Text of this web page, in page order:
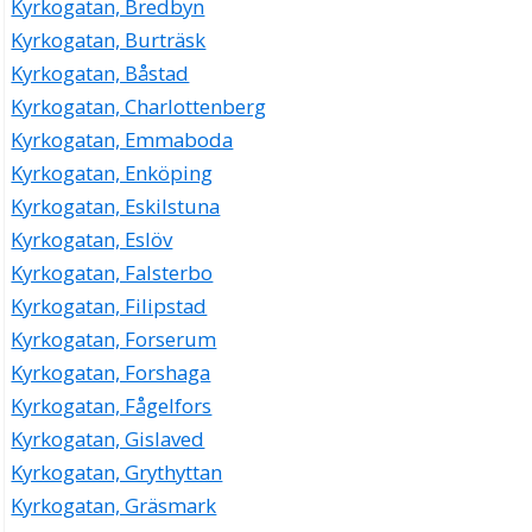
Kyrkogatan, Bredbyn
Kyrkogatan, Burträsk
Kyrkogatan, Båstad
Kyrkogatan, Charlottenberg
Kyrkogatan, Emmaboda
Kyrkogatan, Enköping
Kyrkogatan, Eskilstuna
Kyrkogatan, Eslöv
Kyrkogatan, Falsterbo
Kyrkogatan, Filipstad
Kyrkogatan, Forserum
Kyrkogatan, Forshaga
Kyrkogatan, Fågelfors
Kyrkogatan, Gislaved
Kyrkogatan, Grythyttan
Kyrkogatan, Gräsmark